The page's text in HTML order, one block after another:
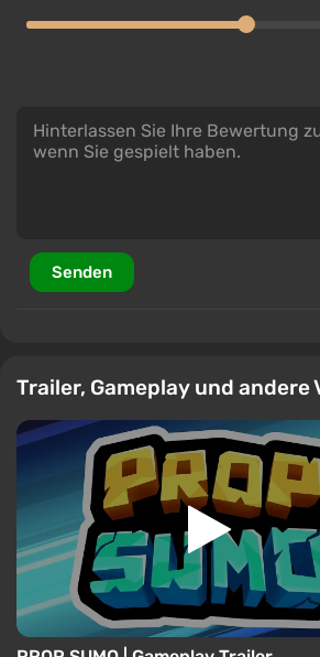
Senden
Trailer, Gameplay und andere